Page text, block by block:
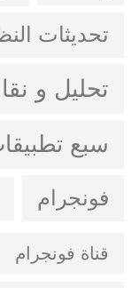
تحديثات
تحليل و
سبع
فونجرام
قناة فونجرام